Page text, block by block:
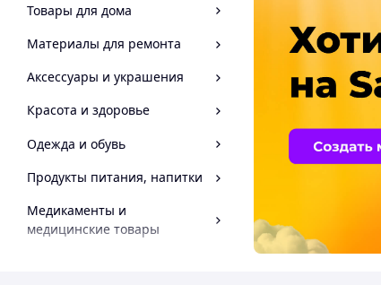
Товары для дома
Материалы для ремонта
Аксессуары и украшения
Красота и здоровье
Одежда и обувь
Продукты питания, напитки
Медикаменты и
медицинские товары